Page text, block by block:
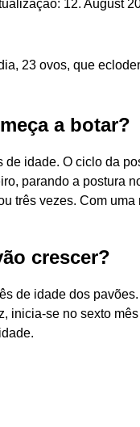
12. August
23 ovos, que
a botar?
idade. O ciclo da
parando a postura
três vezes. Com uma
crescer?
de idade dos
inicia-se no sexto